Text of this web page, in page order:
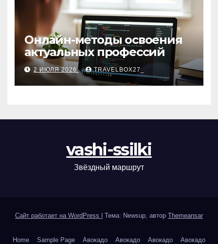
Онлайн-методы освоения
актуальных профессий
2 ИЮЛЯ 2026 TRAVELBOX27_
vashi-ssilki
Звёздный маршрут
Сайт работает на WordPress Тема: Newsup, автор Themeansar
Home Sample Page Авокадо Авокадо Авокадо Авокадо